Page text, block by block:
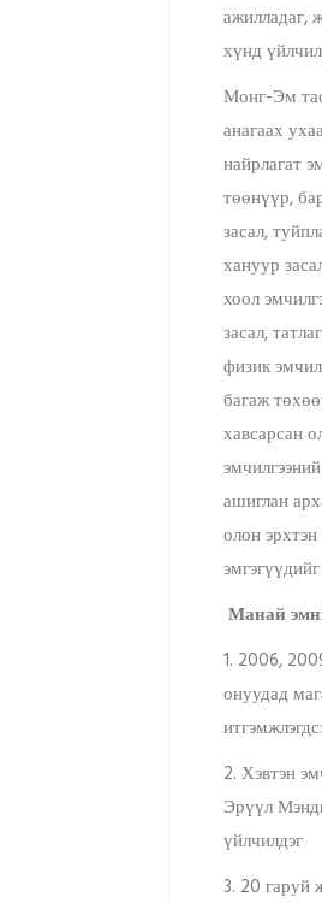
ажилладаг,
хүнд
Монг-Эм
анагаах
найрлагат
төөнүүр,
засал,
хануур
хоол
засал,
физик
багаж
хавсарсан
ашиглан
олон
Манай
1. 2006,
онуудад
2. Хэвтэн
Эрүүл
үйлчилдэг
3. 20 гаруй